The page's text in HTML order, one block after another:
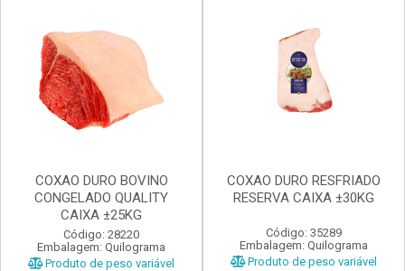
COXAO DURO BOVINO
CONGELADO QUALITY
CAIXA ±25KG
Código: 28220
Embalagem: Quilograma
Produto de peso variável
COXAO DURO RESFRIADO
RESERVA CAIXA ±30KG
Código: 35289
Embalagem: Quilograma
Produto de peso variável